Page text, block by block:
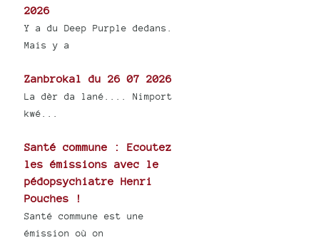
2026
Y a du Deep Purple dedans.
Mais y a
Zanbrokal du 26 07 2026
La dèr da lané.... Nimport
kwé...
Santé commune : Ecoutez
les émissions avec le
pédopsychiatre Henri
Pouches !
Santé commune est une
émission où on